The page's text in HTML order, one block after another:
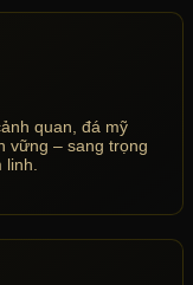
quan, đá mỹ
vững – sang trọng